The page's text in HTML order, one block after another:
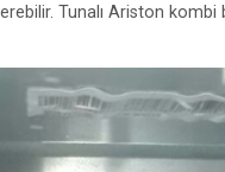
Tunalı Ariston